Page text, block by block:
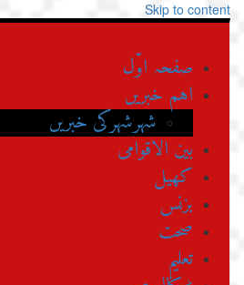
Skip to content
صفحہ اوّل
اہم خبریں
شہرشہرکی خبریں
بین الاقوامی
کھیل
بزنس
صحت
تعلیم